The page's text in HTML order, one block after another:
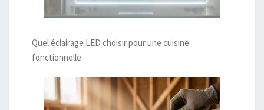
Quel éclairage LED choisir pour une cuisine
fonctionnelle